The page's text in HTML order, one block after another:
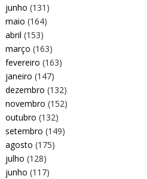
junho (131)
maio (164)
abril (153)
março (163)
fevereiro (163)
janeiro (147)
dezembro (132)
novembro (152)
outubro (132)
setembro (149)
agosto (175)
julho (128)
junho (117)